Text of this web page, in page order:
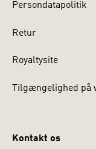
Persondatapolitik
Retur
Royaltysite
Tilgængelighed på
Kontakt os